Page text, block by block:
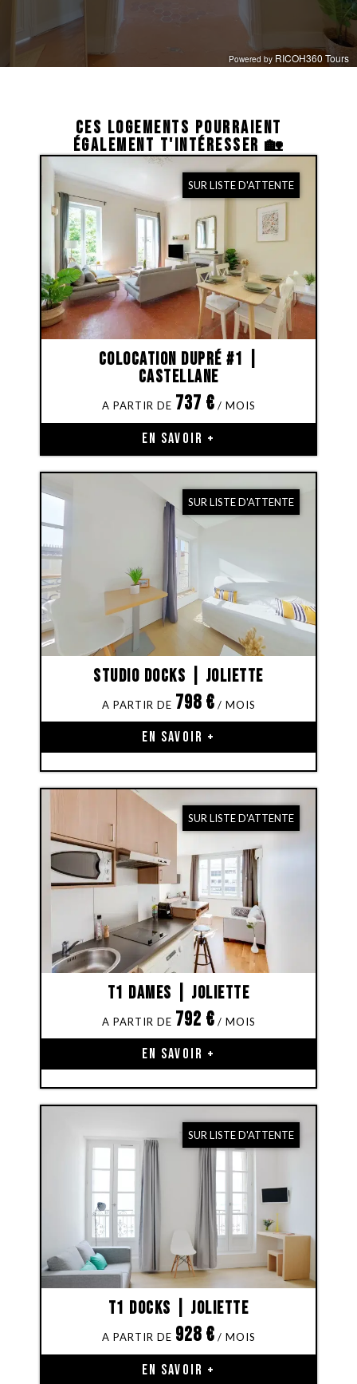
CES LOGEMENTS POURRAIENT
ÉGALEMENT T'INTÉRESSER 🏡
SUR LISTE D'ATTENTE
Colocation Dupré #1 |
Castellane
737 €
EN SAVOIR +
SUR LISTE D'ATTENTE
Studio Docks | Joliette
798€
EN SAVOIR +
SUR LISTE D'ATTENTE
T1 Dames | Joliette
792 €
EN SAVOIR +
SUR LISTE D'ATTENTE
T1 Docks | Joliette
928€
EN SAVOIR +